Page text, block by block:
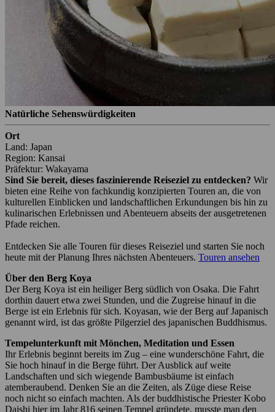
Natürliche Sehenswürdigkeiten
Ort
Land: Japan
Region: Kansai
Präfektur: Wakayama
Sind Sie bereit, dieses faszinierende Reiseziel zu entdecken? Wir
bieten eine Reihe von fachkundig konzipierten Touren an, die von
kulturellen Einblicken und landschaftlichen Erkundungen bis hin zu
kulinarischen Erlebnissen und Abenteuern abseits der ausgetretenen
Pfade reichen.
Entdecken Sie alle Touren für dieses Reiseziel und starten Sie noch
heute mit der Planung Ihres nächsten Abenteuers. Touren ansehen
Über den Berg Koya
Der Berg Koya ist ein heiliger Berg südlich von Osaka. Die Fahrt
dorthin dauert etwa zwei Stunden, und die Zugreise hinauf in die
Berge ist ein Erlebnis für sich. Koyasan, wie der Berg auf Japanisch
genannt wird, ist das größte Pilgerziel des japanischen Buddhismus.
Tempelunterkunft mit Mönchen, Meditation und Essen
Ihr Erlebnis beginnt bereits im Zug – eine wunderschöne Fahrt, die
Sie hoch hinauf in die Berge führt. Der Ausblick auf weite
Landschaften und sich wiegende Bambusbäume ist einfach
atemberaubend. Denken Sie an die Zeiten, als Züge diese Reise
noch nicht so einfach machten. Als der buddhistische Priester Kobo
Daishi hier im Jahr 816 seinen Tempel gründete, musste man den